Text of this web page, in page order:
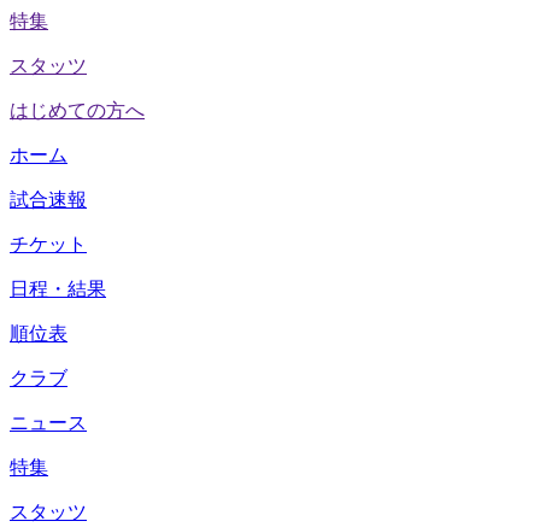
特集
スタッツ
はじめての方へ
ホーム
試合速報
チケット
日程・結果
順位表
クラブ
ニュース
特集
スタッツ